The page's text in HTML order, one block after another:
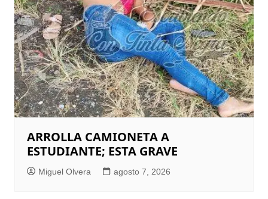
ARROLLA CAMIONETA A
ESTUDIANTE; ESTA GRAVE
Miguel Olvera agosto 7, 2026